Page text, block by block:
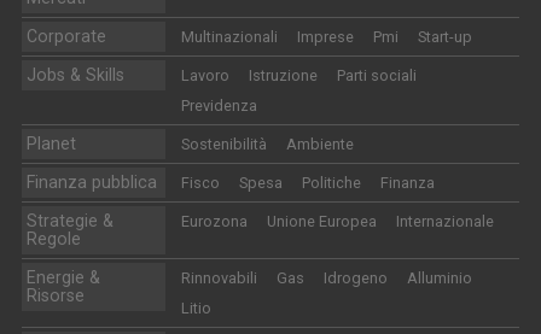
Corporate Multinazionali Imprese Pmi Start-up
Jobs & Skills Lavoro Istruzione
Parti sociali
Previdenza
Planet Sostenibilità Ambiente
Finanza pubblica Fisco Spesa Politiche Finanza
Strategie &
Regole
Eurozona Unione Europea Internazionale
Energie &
Risorse
Rinnovabili Gas Idrogeno
Alluminio
Litio